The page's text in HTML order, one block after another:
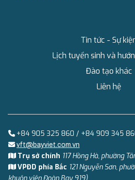
Tin tức - Sự
Lịch tuyển sinh và
Đào tạo khác
Liên hệ
+84 905 325 860 / +84 909 345
vft@bayviet.com.vn
Trụ sở chính 117 Hồng Hà, phường
VPĐD phía Bắc 121 Nguyễn Sơn,